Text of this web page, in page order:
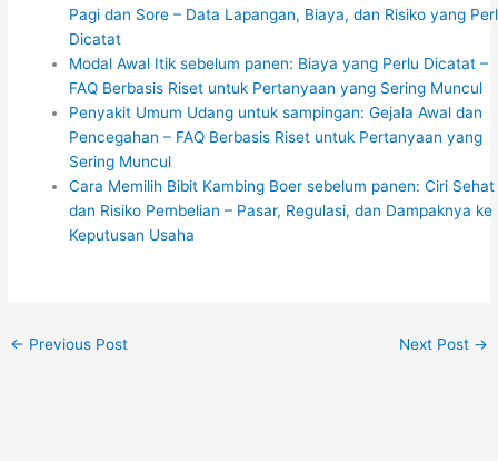
Pagi dan Sore – Data Lapangan, Biaya, dan Risiko yang
Dicatat
Modal Awal Itik sebelum panen: Biaya yang Perlu Dicatat –
FAQ Berbasis Riset untuk Pertanyaan yang Sering Muncul
Penyakit Umum Udang untuk sampingan: Gejala Awal dan
Pencegahan – FAQ Berbasis Riset untuk Pertanyaan yang
Sering Muncul
Cara Memilih Bibit Kambing Boer sebelum panen: Ciri Sehat
dan Risiko Pembelian – Pasar, Regulasi, dan Dampaknya ke
Keputusan Usaha
← Previous Post Next Post →